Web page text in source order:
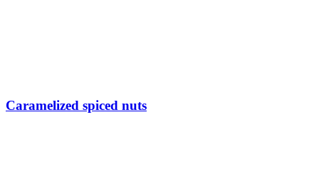
Caramelized spiced nuts